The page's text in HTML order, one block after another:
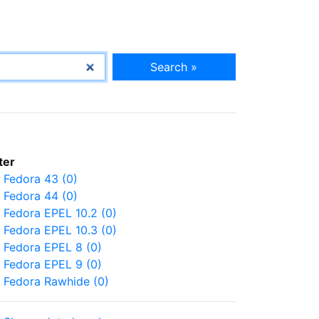
Search »
Fedora 43 (0)
Fedora 44 (0)
Fedora EPEL 10.2 (0)
Fedora EPEL 10.3 (0)
Fedora EPEL 8 (0)
Fedora EPEL 9 (0)
Fedora Rawhide (0)